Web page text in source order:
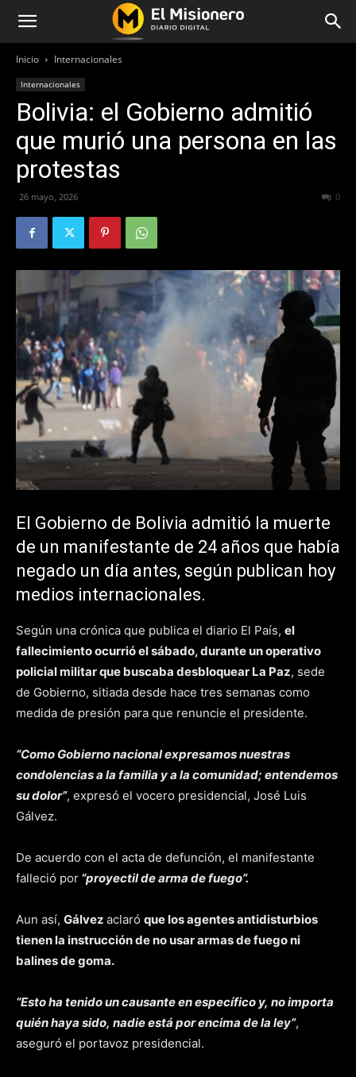
Inicio Internacionales
Internacionales
Bolivia: el Gobierno admitió
que murió una persona en las
protestas
26 mayo, 2026 0
El Gobierno de Bolivia admitió la muerte
de un manifestante de 24 años que había
negado un día antes, según publican hoy
medios internacionales.
Según una crónica que publica el diario El País, el
fallecimiento ocurrió el sábado, durante un operativo
policial militar que buscaba desbloquear La Paz, sede
de Gobierno, sitiada desde hace tres semanas como
medida de presión para que renuncie el presidente.
“Como Gobierno nacional expresamos nuestras
condolencias a la familia y a la comunidad; entendemos
su dolor”, expresó el vocero presidencial, José Luis
Gálvez.
De acuerdo con el acta de defunción, el manifestante
falleció por “proyectil de arma de fuego”.
Aun así, Gálvez aclaró que los agentes antidisturbios
tienen la instrucción de no usar armas de fuego ni
balines de goma.
“Esto ha tenido un causante en específico y, no importa
quién haya sido, nadie está por encima de la ley”,
aseguró el portavoz presidencial.